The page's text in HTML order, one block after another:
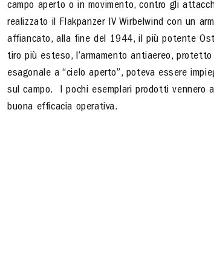
campo aperto o in movimento, contro gli
realizzato il Flakpanzer IV Wirbelwind con un
affiancato, alla fine del 1944, il più potente
tiro più esteso, l’armamento antiaereo,
esagonale a “cielo aperto”, poteva essere
sul campo. I pochi esemplari prodotti vennero
buona efficacia operativa.